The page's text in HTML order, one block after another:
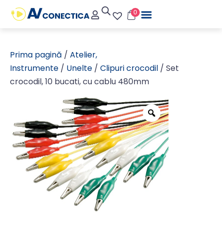
0
Prima pagină / Atelier,
Instrumente / Unelte / Clipuri crocodil / Set
crocodil, 10 bucati, cu cablu 480mm